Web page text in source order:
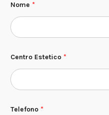
Nome *
Centro Estetico *
Telefono *